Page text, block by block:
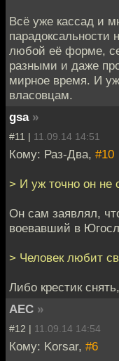
Всё уже кассад и
парадоксальности
любой её форме,
разными и даже
мирное время. И
власовцам.
gsa »
#11 | 11.09.14 14:51
Кому: Раз-Два, #10
> И уж точно он не
Он сам заявлял,
воевавший в
> Человек любит
Либо крестик
АЕС »
#12 | 11.09.14 14:54
Кому: Korsar, #6